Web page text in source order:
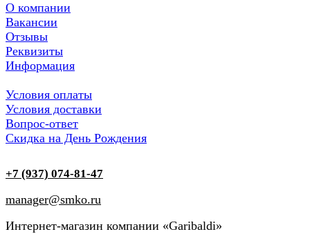
О компании
Вакансии
Отзывы
Реквизиты
Информация
Условия оплаты
Условия доставки
Вопрос-ответ
Скидка на День Рождения
+7 (937) 074-81-47
manager@smko.ru
Интернет-магазин компании «Garibaldi»